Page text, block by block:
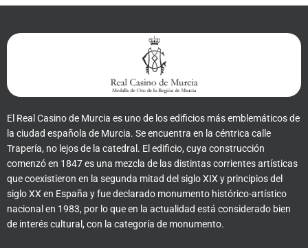
El Real Casino de Murcia es uno de los edificios más emblemáticos de
la ciudad española de Murcia. Se encuentra en la céntrica calle
Trapería, no lejos de la catedral. El edificio, cuya construcción
comenzó en 1847 es una mezcla de las distintas corrientes artísticas
que coexistieron en la segunda mitad del siglo XIX y principios del
siglo XX en España y fue declarado monumento histórico-artístico
nacional en 1983, por lo que en la actualidad está considerado bien
de interés cultural, con la categoría de monumento.